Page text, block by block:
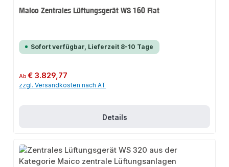
Maico Zentrales Lüftungsgerät WS 160 Flat
Sofort verfügbar, Lieferzeit 8-10 Tage
Regulärer Preis:
Ab€ 3.829,77
zzgl. Versandkosten nach AT
Details